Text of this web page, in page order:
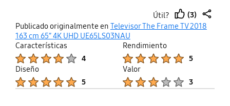
hubiera escogido otro de la gama Q, como el Q8D).
En modo Arte (con muy bajo consumo) sólo
reproduce fotos de su memoria interna, no de otra
fuente externa (ni siquiera del entorno de red, a
pesar de estar el interfaz de red en marcha).
Además, esa memoria interna es muy limitada y la
comparte con las APP que hay que instalar
Útil?
thumb
(3)
share
Publicado originalmente en Televisor The Frame TV 2018
163 cm 65” 4K UHD UE65LS03NAU
Características
4
Rendimiento
5
Diseño
5
Valor
3